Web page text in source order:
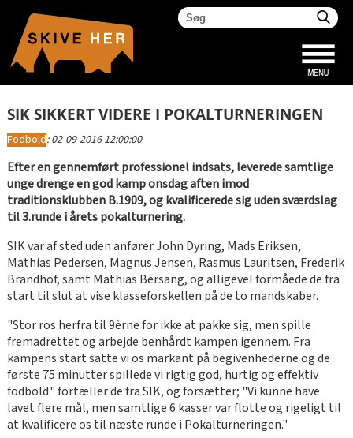
SIK SIKKERT VIDERE I POKALTURNERINGEN
Fodbold:02-09-2016 12:00:00
Efter en gennemført professionel indsats, leverede samtlige
unge drenge en god kamp onsdag aften imod
traditionsklubben B.1909, og kvalificerede sig uden sværdslag
til 3.runde i årets pokalturnering.
SIK var af sted uden anfører John Dyring, Mads Eriksen,
Mathias Pedersen, Magnus Jensen, Rasmus Lauritsen, Frederik
Brandhof, samt Mathias Bersang, og alligevel formåede de fra
start til slut at vise klasseforskellen på de to mandskaber.
"Stor ros herfra til 9èrne for ikke at pakke sig, men spille
fremadrettet og arbejde benhårdt kampen igennem. Fra
kampens start satte vi os markant på begivenhederne og de
første 75 minutter spillede vi rigtig god, hurtig og effektiv
fodbold." fortæller de fra SIK, og forsætter; "Vi kunne have
lavet flere mål, men samtlige 6 kasser var flotte og rigeligt til
at kvalificere os til næste runde i Pokalturneringen."